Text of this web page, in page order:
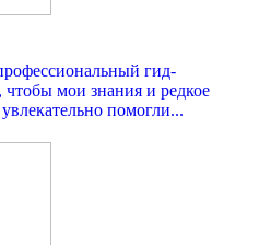
гид-
чтобы мои знания и редкое
помогли...